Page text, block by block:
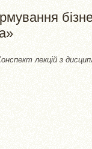
лекцій з